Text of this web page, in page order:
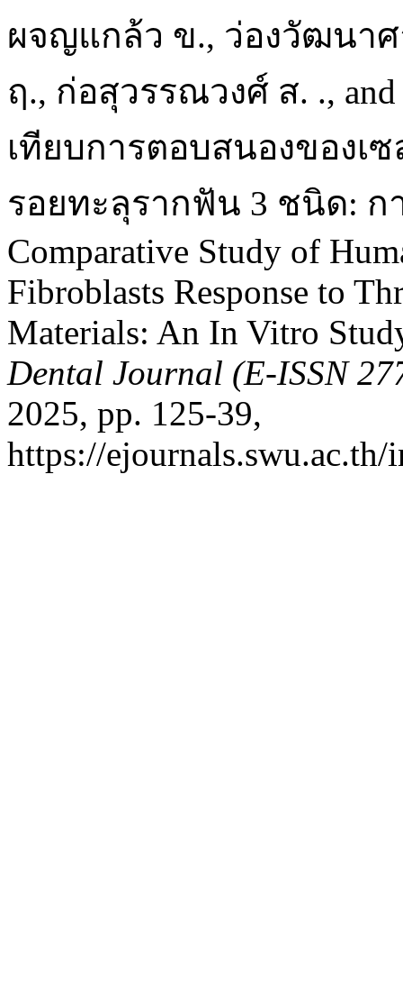
ผจญแกล้ว ข., ว่องวัฒนา
ฤ., ก่อสุวรรณวงศ์ ส. .,
เทียบการตอบสนองของเ
รอยทะลุรากฟัน 3 ชนิด:
Comparative Study of
Fibroblasts Response to
Materials: An In Vitro
Dental Journal (E-ISSN
2025, pp. 125-39,
https://